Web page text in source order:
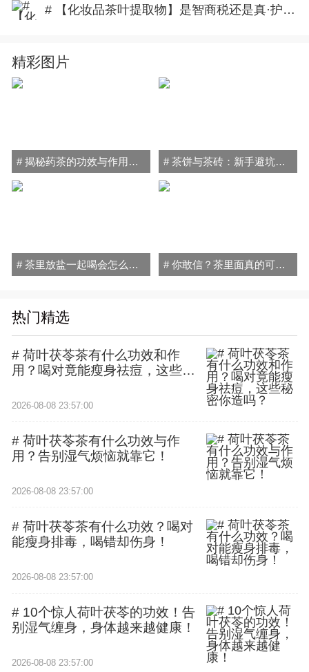
# 【化妆品茶叶提取物】是智商税还是真·护肤黑科技？扒一扒它如何让你素颜也发光！
精彩图片
# 揭秘药茶的功效与作用禁忌：喝对健康加分，喝错小心伤身！ # 茶饼与茶砖：新手避坑指南，轻松搞懂普洱茶的秘密！
# 茶里放盐一起喝会怎么样？小心喝出"健康隐患"！ # 你敢信？茶里面真的可以放盐喝！原因和方法全在这
热门精选
# 荷叶茯苓茶有什么功效和作
用？喝对竟能瘦身祛痘，这些秘
2026-08-08 23:57:00
# 荷叶茯苓茶有什么功效与作
用？告别湿气烦恼就靠它！
2026-08-08 23:57:00
# 荷叶茯苓茶有什么功效？喝对
能瘦身排毒，喝错却伤身！
2026-08-08 23:57:00
# 10个惊人荷叶茯苓的功效！告
别湿气缠身，身体越来越健康！
2026-08-08 23:57:00